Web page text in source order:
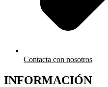
Contacta con nosotros
INFORMACIÓN